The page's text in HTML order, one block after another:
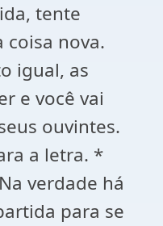
tente
coisa nova.
igual, as
e você vai
ouvintes.
a letra. *
verdade há
para se